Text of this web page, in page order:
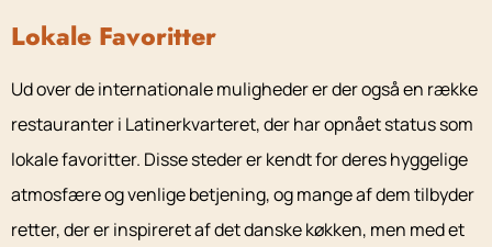
Lokale Favoritter
Ud over de internationale muligheder er der også en række
restauranter i Latinerkvarteret, der har opnået status som
lokale favoritter. Disse steder er kendt for deres hyggelige
atmosfære og venlige betjening, og mange af dem tilbyder
retter, der er inspireret af det danske køkken, men med et